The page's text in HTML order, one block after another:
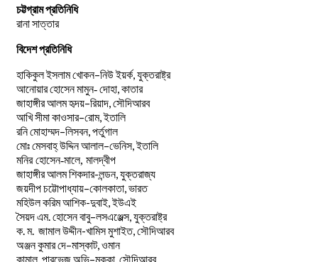
চট্টগ্রাম প্রতিনিধি
রানা সাত্তার
বিদেশ প্রতিনিধি
হাকিকুলইসলামখোকন–নিউইয়র্ক, যুক্তরাষ্ট্র
আনোয়ারহোসেনমামুন-দোহা কাতার
জাহাঙ্গীরআলমহৃদয়–রিয়াদ সৌদিআরব
আখিসীমাকাওসার–রোম,ইতালি
রনিমোহাম্মদ–লিসবন, পর্তুগাল
মোঃমেসবাহ্উদ্দিনআলাল–ভেনিস,ইতালি
মনির হোসেন-মালে, মালদ্বীপ
জাহাঙ্গীর আলম শিকদার-লন্ডন, যুক্তরাজ্য
জয়দীপচট্টোপাধ্যায়–কোলকাতা ভারত
মহিউল করিম আশিক-দুবাই, ইউএই
সৈয়দএম. হোসেনবাবু–লসএঞ্জেল্স, যুক্তরাষ্ট্র
ক ম. জামালউদ্দীন-খামিস মুশাইত, সৌদিআরব
অঞ্জনকুমারদে–মাস্কাট, ওমান
কামাল পারভেজঅভি–মক্কা সৌদিআরব